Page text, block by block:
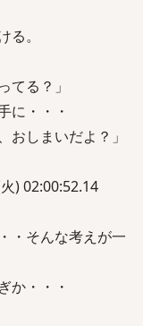
。
る？」
に・・・
しまいだよ？」
) 02:00:52.14
・そんな考えが一
か・・・